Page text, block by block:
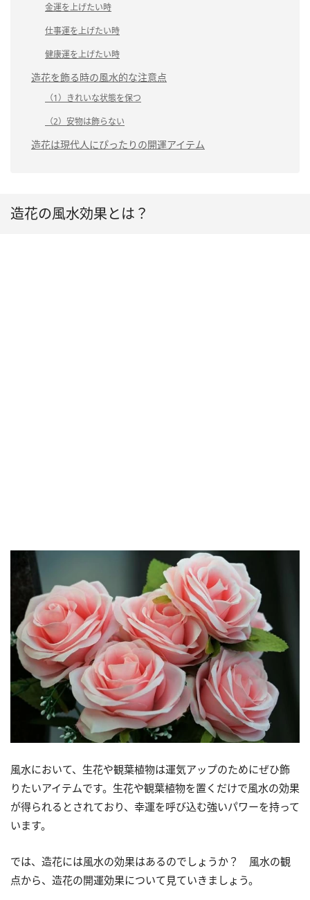
金運を上げたい時
仕事運を上げたい時
健康運を上げたい時
造花を飾る時の風水的な注意点
（1）きれいな状態を保つ
（2）安物は飾らない
造花は現代人にぴったりの開運アイテム
造花の風水効果とは？
風水において、生花や観葉植物は運気アップのためにぜひ飾
りたいアイテムです。生花や観葉植物を置くだけで風水の効果
が得られるとされており、幸運を呼び込む強いパワーを持って
います。
では、造花には風水の効果はあるのでしょうか？ 風水の観
点から、造花の開運効果について見ていきましょう。